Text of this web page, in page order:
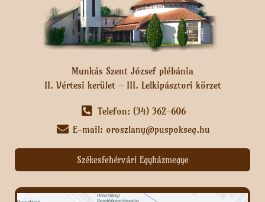
Munkás Szent József plébánia
II. Vértesi kerület – III. Lelkipásztori körzet
Telefon: (34) 362-606
E-mail: oroszlany@puspokseg.hu
Székesfehérvári Egyházmegye